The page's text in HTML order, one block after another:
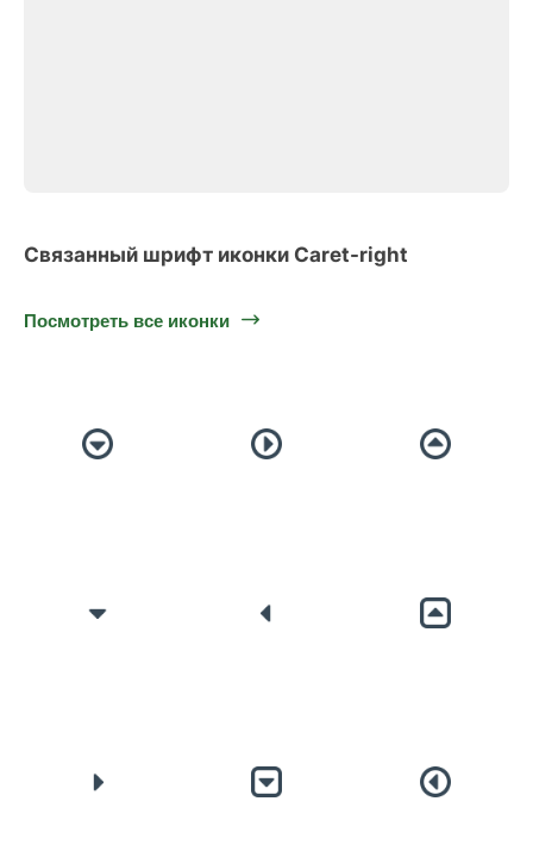
Связанный шрифт иконки Caret-right
Посмотреть все иконки